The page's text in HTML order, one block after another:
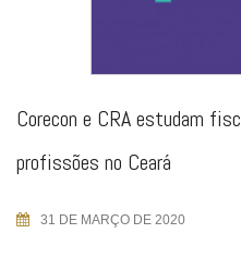
Corecon e CRA estudam
profissões no Ceará
31 DE MARÇO DE 2020